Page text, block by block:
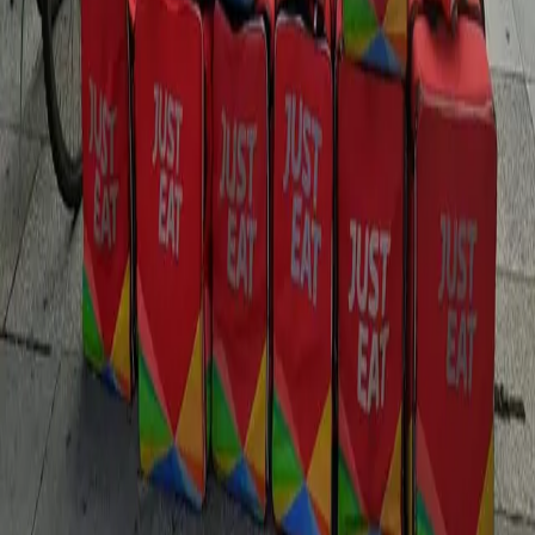
Contributi
Divise & Potere
Antifascismo & Nuove Destre
Intersezionalità
Crisi Climatica
Traduzioni
Analisi
Approfondimenti
Editoriali
Culture
Culture